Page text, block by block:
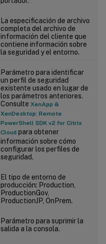
La especificación de archivo
completa del archivo de
información del cliente que
contiene información sobre
la seguridad y el entorno.
Parámetro para identificar
un perfil de seguridad
existente usado en lugar de
los parámetros anteriores.
Consulte XenApp &
XenDesktop: Remote
PowerShell SDK v2 for Citrix
Cloud para obtener
información sobre cómo
configurar los perfiles de
seguridad.
El tipo de entorno de
producción: Production,
ProductionGov,
ProductionJP, OnPrem.
Parámetro para suprimir la
salida a la consola.